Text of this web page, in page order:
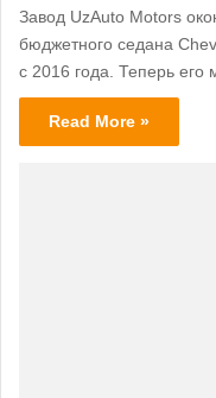
Завод UzAuto Motors
бюджетного седана
с 2016 года. Теперь его
Read More »